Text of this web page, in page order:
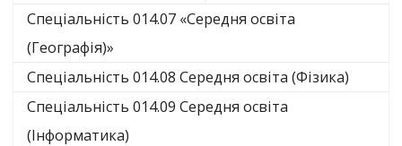
Спеціальність 014.07 «Середня освіта
(Географія)»
Спеціальність 014.08 Середня освіта (Фізика)
Спеціальність 014.09 Середня освіта
(Інформатика)